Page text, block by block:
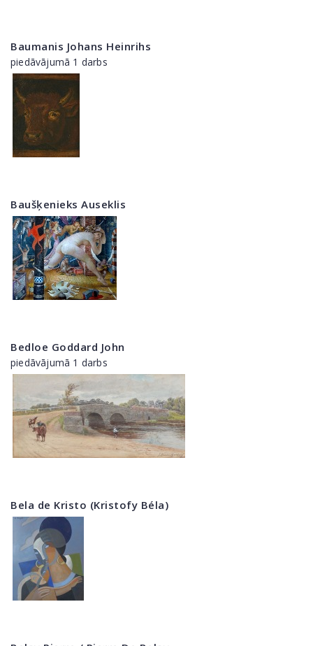
Baumanis Johans Heinrihs
piedāvājumā 1 darbs
Baušķenieks Auseklis
Bedloe Goddard John
piedāvājumā 1 darbs
Bela de Kristo (Kristofy Béla)